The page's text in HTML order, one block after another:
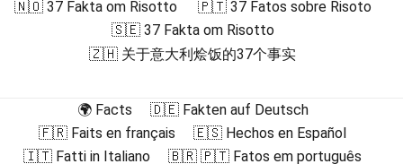
🇳🇴 37 Fakta om Risotto
🇵🇹 37 Fatos sobre Risoto
🇸🇪 37 Fakta om Risotto
🇿🇭 关于意大利烩饭的37个事实
🌍 Facts
🇩🇪 Fakten auf Deutsch
🇫🇷 Faits en français
🇪🇸 Hechos en Español
🇮🇹 Fatti in Italiano
🇧🇷 🇵🇹 Fatos em português